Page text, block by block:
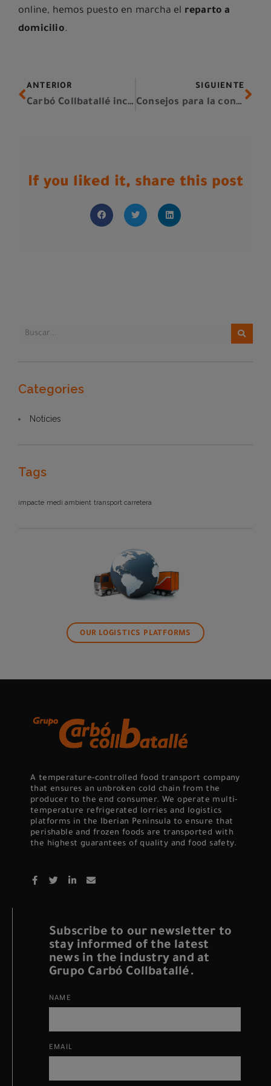
online, hemos puesto en marcha el reparto a
domicilio.
ANTERIOR
Carbó Collbatallé incorpora nuevos megacamiones para optimizar el transporte de mercancías
SIGUIENTE
Consejos para la conducción nocturna de camiones
If you liked it, share this post
Categories
Notícies
Tags
impacte medi ambient transport carretera
OUR LOGISTICS PLATFORMS
A temperature-controlled food transport company
that ensures an unbroken cold chain from the
producer to the end consumer. We operate multi-
temperature refrigerated lorries and logistics
platforms in the Iberian Peninsula to ensure that
perishable and frozen foods are transported with
the highest guarantees of quality and food safety.
Subscribe to our newsletter to
stay informed of the latest
news in the industry and at
Grupo Carbó Collbatallé.
NAME
EMAIL